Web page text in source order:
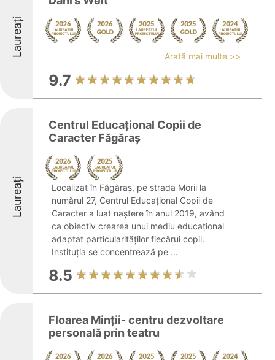
Laureați Arată mai multe >>
9.7
Laureați
Centrul Educaţional Copii de
Caracter Făgăraş
Localizat în Făgăraș, pe strada Morii la
numărul 27, Centrul Educațional Copii de
Caracter a luat naștere în anul 2019, având
ca obiectiv crearea unui mediu educațional
adaptat particularităților fiecărui copil.
Instituția se concentrează pe ...
8.5
Floarea Minții- centru dezvoltare
personală prin teatru